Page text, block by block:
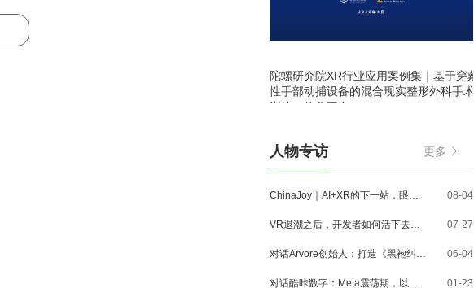
陀螺研究院XR行业应用案例集｜基于穿
性手部动捕设备的混合现实整形外科手
训练一体化平台
人物专访 更多
08-04
07-27
06-04
01-23